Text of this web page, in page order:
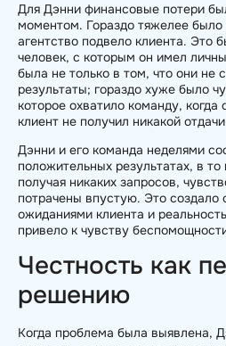
Для Дэнни финансовые потери
моментом. Гораздо тяжелее было
агентство подвело клиента. Это
человек, с которым он имел
была не только в том, что они не
результаты; гораздо хуже было
которое охватило команду, когда
клиент не получил никакой
Дэнни и его команда неделями
положительных результатах, в
получая никаких запросов,
потрачены впустую. Это
ожиданиями клиента и
привело к чувству
Честность как
решению
Когда проблема была выявлена,